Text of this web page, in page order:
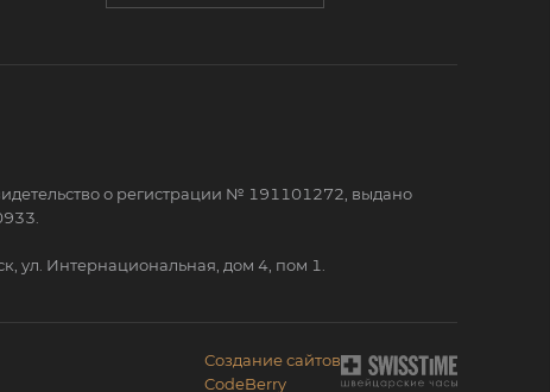
о регистрации № 191101272, выдано
ул. Интернациональная, дом 4, пом 1.
Создание сайтов
CodeBerry